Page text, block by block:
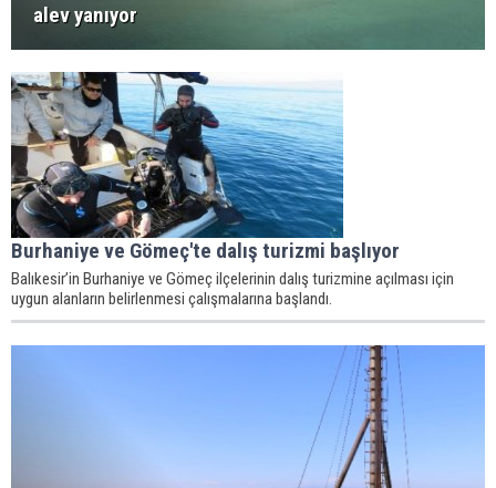
alev yanıyor
Burhaniye ve Gömeç'te dalış turizmi başlıyor
Balıkesir’in Burhaniye ve Gömeç ilçelerinin dalış turizmine açılması için
uygun alanların belirlenmesi çalışmalarına başlandı.